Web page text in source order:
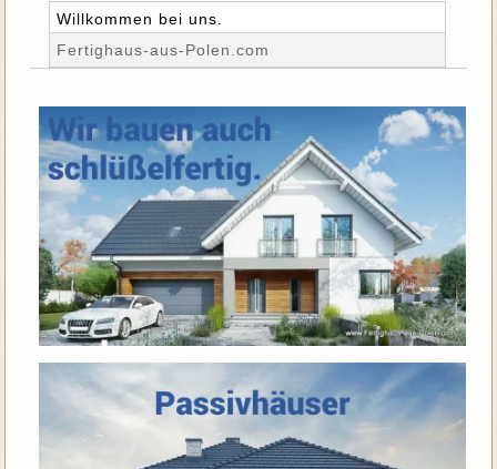
Willkommen bei uns.
Fertighaus-aus-Polen.com